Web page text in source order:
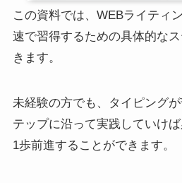
この資料では、WEBライティ
速で習得するための具体的な
きます。
未経験の方でも、タイピング
テップに沿って実践していけ
1歩前進することができます。